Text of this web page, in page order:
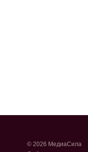
© 2026 МедиаСила